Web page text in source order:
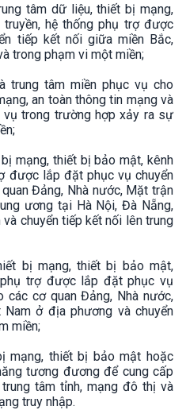
tâm dữ liệu, thiết bị mạng,
hệ thống phụ trợ được
tiếp kết nối giữa miền Bắc,
trong phạm vi một miền;
trung tâm miền phục vụ cho
an toàn thông tin mạng và
trong trường hợp xảy ra sự
mạng, thiết bị bảo mật, kênh
được lắp đặt phục vụ chuyển
Đảng, Nhà nước, Mặt trận
ương tại Hà Nội, Đà Nẵng,
và chuyển tiếp kết nối lên trung
bị mạng, thiết bị bảo mật,
phụ trợ được lắp đặt phục vụ
các cơ quan Đảng, Nhà nước,
ở địa phương và chuyển
miền;
mạng, thiết bị bảo mật hoặc
tương đương để cung cấp
tâm tỉnh, mạng đô thị và
truy nhập.